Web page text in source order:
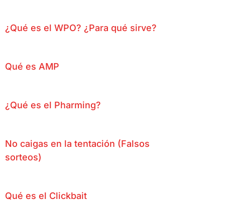
¿Qué es el WPO? ¿Para qué sirve?
Qué es AMP
¿Qué es el Pharming?
No caigas en la tentación (Falsos
sorteos)
Qué es el Clickbait